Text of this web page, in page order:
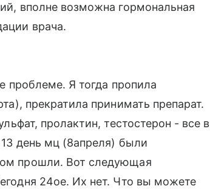
вполне возможна гормональная
врача.
проблеме. Я тогда пропила
прекратила принимать препарат.
пролактин, тестостерон - все в
день мц (8апреля) были
прошли. Вот следующая
24ое. Их нет. Что вы можете